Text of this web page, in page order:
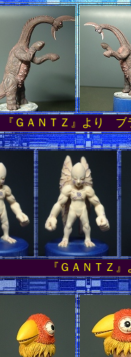
『ＧＡＮＴＺ』より
『ＧＡＮＴＺ